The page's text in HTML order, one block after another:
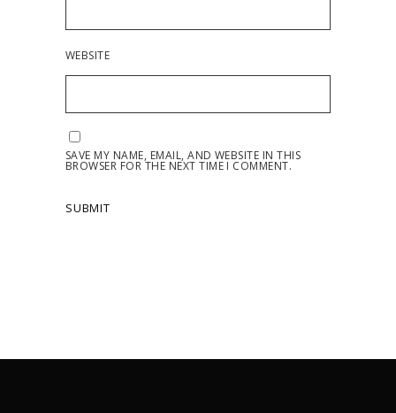
WEBSITE
SAVE MY NAME, EMAIL, AND WEBSITE IN THIS
BROWSER FOR THE NEXT TIME I COMMENT.